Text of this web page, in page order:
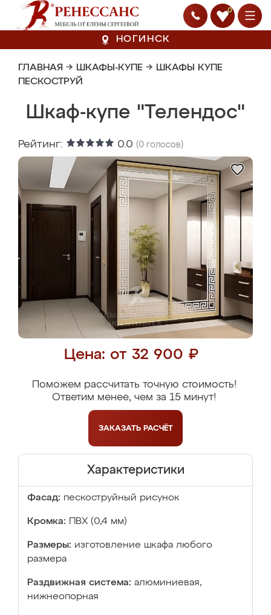
0
НОГИНСК
ГЛАВНАЯ → ШКАФЫ-КУПЕ → ШКАФЫ КУПЕ
ПЕСКОСТРУЙ
Шкаф-купе "Телендос"
Рейтинг: 0.0 (0 голосов)
Цена: от 32 900 ₽
Поможем рассчитать точную стоимость!
Ответим менее, чем за 15 минут!
ЗАКАЗАТЬ РАСЧЁТ
Характеристики
Фасад: пескоструйный рисунок
Кромка: ПВХ (0,4 мм)
Размеры: изготовление шкафа любого
размера
Раздвижная система: алюминиевая,
нижнеопорная